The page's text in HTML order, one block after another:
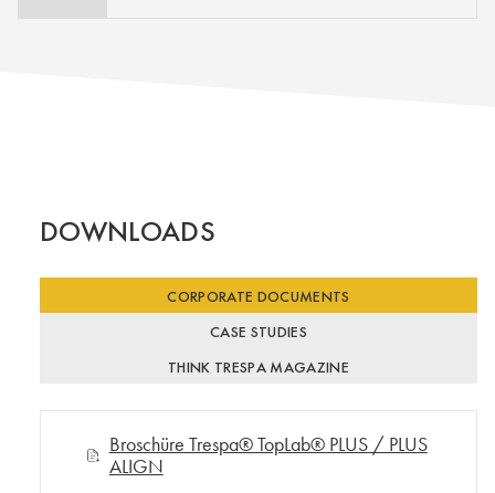
DOWNLOADS
CORPORATE DOCUMENTS
CASE STUDIES
THINK TRESPA MAGAZINE
Broschüre Trespa® TopLab® PLUS / PLUS
ALIGN